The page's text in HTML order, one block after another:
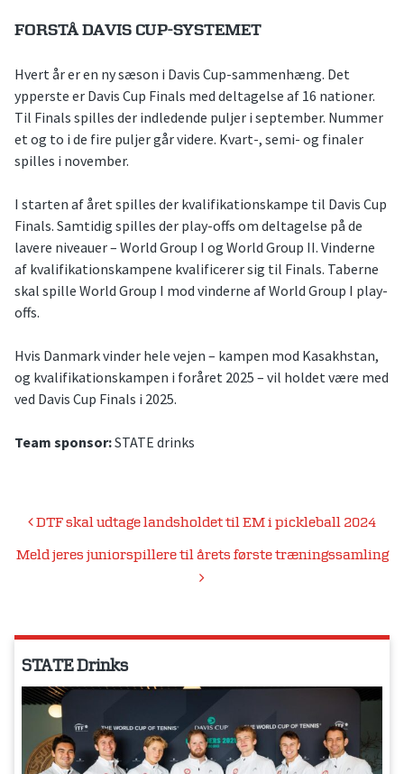
FORSTÅ DAVIS CUP-SYSTEMET
Hvert år er en ny sæson i Davis Cup-sammenhæng. Det
ypperste er Davis Cup Finals med deltagelse af 16 nationer.
Til Finals spilles der indledende puljer i september. Nummer
et og to i de fire puljer går videre. Kvart-, semi- og finaler
spilles i november.
I starten af året spilles der kvalifikationskampe til Davis Cup
Finals. Samtidig spilles der play-offs om deltagelse på de
lavere niveauer – World Group I og World Group II. Vinderne
af kvalifikationskampene kvalificerer sig til Finals. Taberne
skal spille World Group I mod vinderne af World Group I play-
offs.
Hvis Danmark vinder hele vejen – kampen mod Kasakhstan,
og kvalifikationskampen i foråret 2025 – vil holdet være med
ved Davis Cup Finals i 2025.
Team sponsor:STATE drinks
Indlægsnavigation
DTF skal udtage landsholdet til EM i pickleball 2024
Meld jeres juniorspillere til årets første træningssamling
STATE Drinks